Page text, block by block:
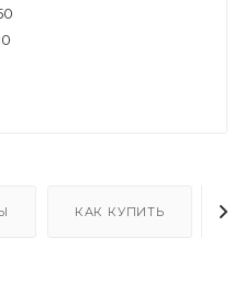
КАК КУПИТЬ